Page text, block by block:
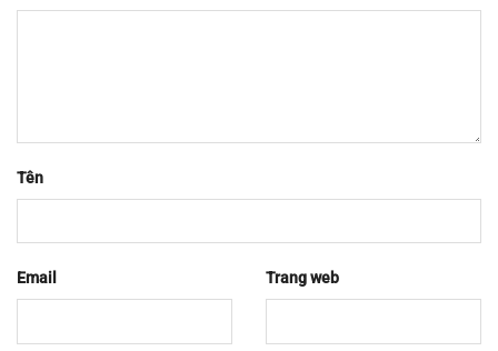
Tên
Email Trang web